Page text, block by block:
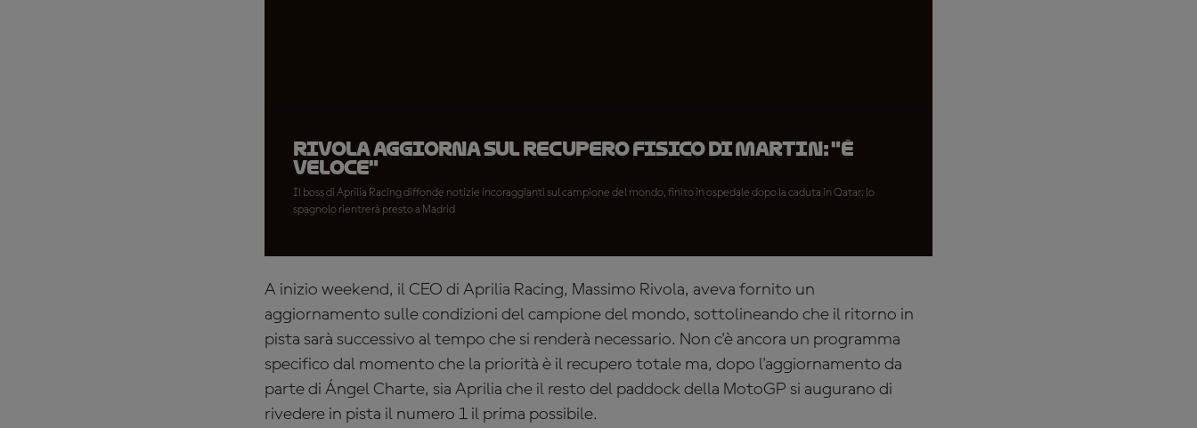
Rivola aggiorna sul recupero fisico di Martin: "È
veloce"
Il boss di Aprilia Racing diffonde notizie incoraggianti sul campione del mondo, finito in ospedale dopo la caduta in Qatar: lo
spagnolo rientrerà presto a Madrid
A inizio weekend, il CEO di Aprilia Racing, Massimo Rivola, aveva fornito un
aggiornamento sulle condizioni del campione del mondo, sottolineando che il ritorno in
pista sarà successivo al tempo che si renderà necessario. Non c'è ancora un programma
specifico dal momento che la priorità è il recupero totale ma, dopo l'aggiornamento da
parte di Ángel Charte, sia Aprilia che il resto del paddock della MotoGP si augurano di
rivedere in pista il numero 1 il prima possibile.